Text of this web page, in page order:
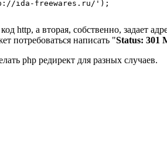
http, а вторая, собственно, задает
потребоваться написать "Status: 301
php редирект для разных случаев.